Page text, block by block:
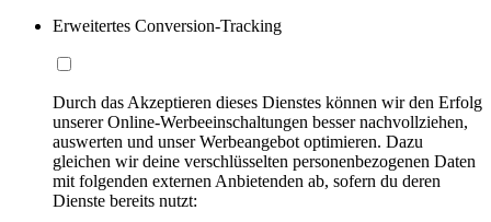
Erweitertes Conversion-Tracking
Durch das Akzeptieren dieses Dienstes können wir den Erfolg
unserer Online-Werbeeinschaltungen besser nachvollziehen,
auswerten und unser Werbeangebot optimieren. Dazu
gleichen wir deine verschlüsselten personenbezogenen Daten
mit folgenden externen Anbietenden ab, sofern du deren
Dienste bereits nutzt: